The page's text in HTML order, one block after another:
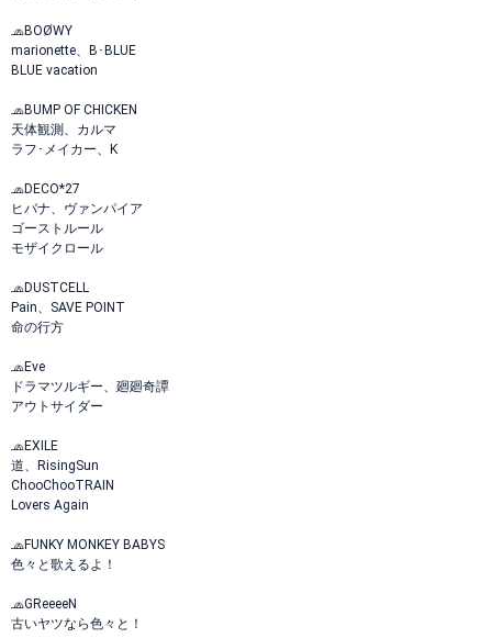
🧢BOØWY
marionette、B･BLUE
BLUE vacation
🧢BUMP OF CHICKEN
天体観測、カルマ
ラフ･メイカー、K
🧢DECO*27
ヒバナ、ヴァンパイア
ゴーストルール
モザイクロール
🧢DUSTCELL
Pain、SAVE POINT
命の行方
🧢Eve
ドラマツルギー、廻廻奇譚
アウトサイダー
🧢EXILE
道、RisingSun
ChooChooTRAIN
Lovers Again
🧢FUNKY MONKEY BABYS
色々と歌えるよ！
🧢GReeeeN
古いヤツなら色々と！